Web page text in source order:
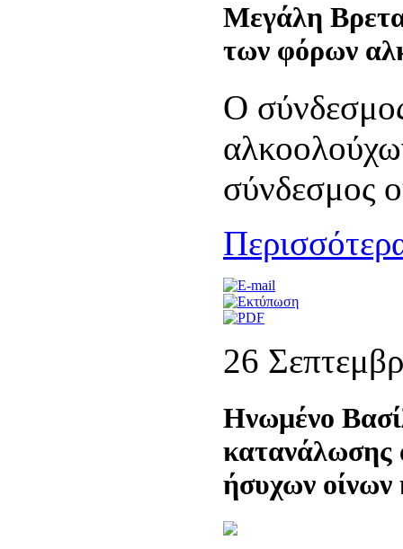
Μεγάλη
των φόρων
Ο
σύνδεσμος
26
Ηνωμένο
κατανάλωσης
ήσυχων οίνων